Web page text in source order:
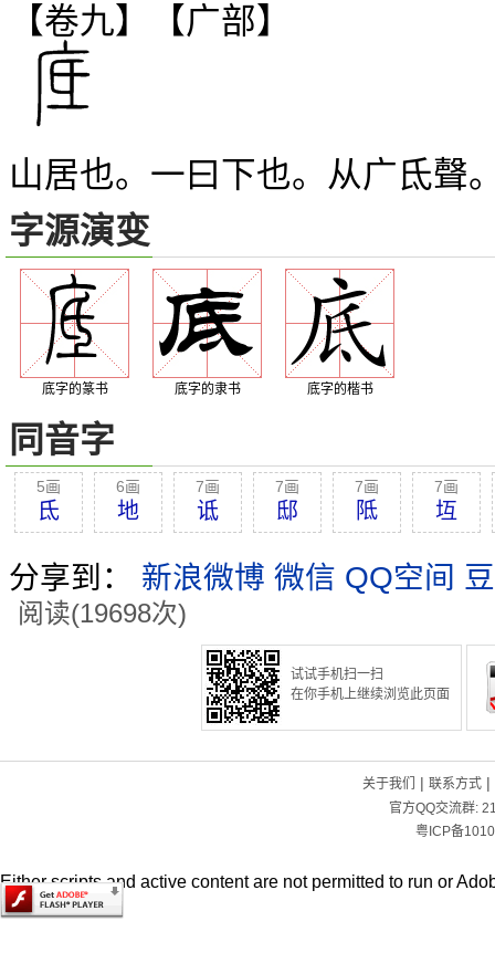
【卷九】【广部】
山居也。一曰下也。从广氐聲
字源演变
底字的篆书 底字的隶书 底字的楷书
同音字
5画
氐
6画
地
7画
诋
7画
邸
7画
阺
7画
坘
分享到： 新浪微博 微信 QQ空间
阅读(19698次)
试试手机扫一扫
在你手机上继续浏览此页面
关于我们 | 联系方式|
官方QQ交流群:
粤ICP备
Either scripts and active content are not permitted to run or